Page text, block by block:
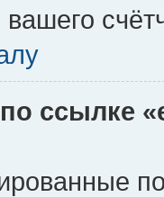
вашего
ссылке